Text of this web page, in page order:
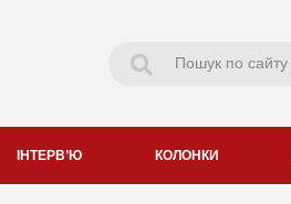
ІНТЕРВ’Ю КОЛОНКИ